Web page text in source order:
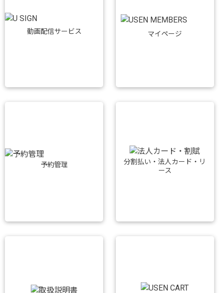
動画配信サービス マイページ
予約管理
分割払い・法人カード・リ
ース